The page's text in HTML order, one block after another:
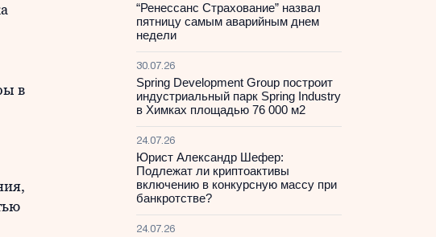
в
“Ренессанс Страхование” назвал
пятницу самым аварийным днем
недели
30.07.26
Spring Development Group построит
индустриальный парк Spring Industry
в Химках площадью 76 000 м2
24.07.26
Юрист Александр Шефер:
Подлежат ли криптоактивы
включению в конкурсную массу при
банкротстве?
24.07.26